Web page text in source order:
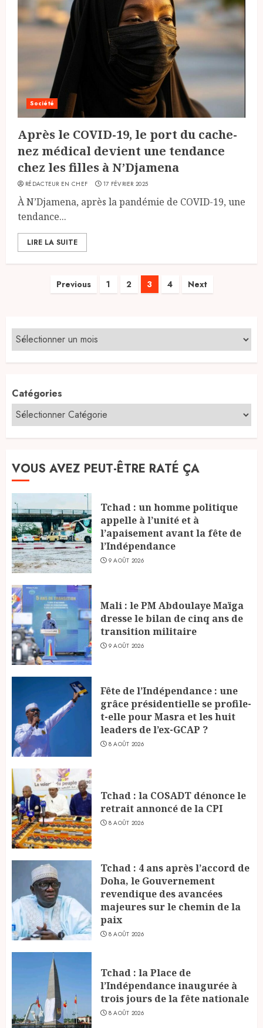
Société
Après le COVID-19, le port du cache-
nez médical devient une tendance
chez les filles à N’Djamena
RÉDACTEUR EN CHEF 17 FÉVRIER 2025
À N’Djamena, après la pandémie de COVID-19, une
tendance...
LIRE LA SUITE
Pagination
publications
Previous 1 2 3 4 Next
Catégories
VOUS AVEZ PEUT-ÊTRE RATÉ ÇA
Tchad : un homme politique
appelle à l’unité et à
l’apaisement avant la fête de
l’Indépendance
9 AOÛT 2026
Mali : le PM Abdoulaye Maïga
dresse le bilan de cinq ans de
transition militaire
9 AOÛT 2026
Fête de l’Indépendance : une
grâce présidentielle se profile-
t-elle pour Masra et les huit
leaders de l’ex-GCAP ?
8 AOÛT 2026
Tchad : la COSADT dénonce le
retrait annoncé de la CPI
8 AOÛT 2026
Tchad : 4 ans après l’accord de
Doha, le Gouvernement
revendique des avancées
majeures sur le chemin de la
paix
8 AOÛT 2026
Tchad : la Place de
l’Indépendance inaugurée à
trois jours de la fête nationale
8 AOÛT 2026